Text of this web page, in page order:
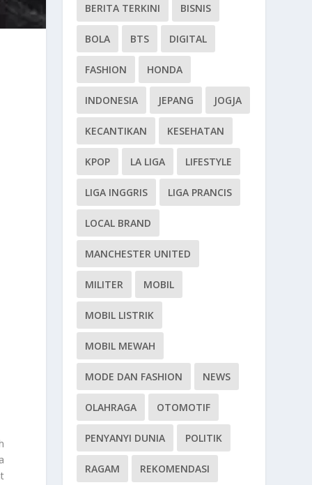
BERITA TERKINI BISNIS
BOLA BTS DIGITAL
FASHION HONDA
INDONESIA JEPANG JOGJA
KECANTIKAN KESEHATAN
KPOP LA LIGA LIFESTYLE
LIGA INGGRIS LIGA PRANCIS
LOCAL BRAND
MANCHESTER UNITED
MILITER MOBIL
MOBIL LISTRIK
MOBIL MEWAH
MODE DAN FASHION NEWS
OLAHRAGA OTOMOTIF
PENYANYI DUNIA POLITIK
RAGAM REKOMENDASI